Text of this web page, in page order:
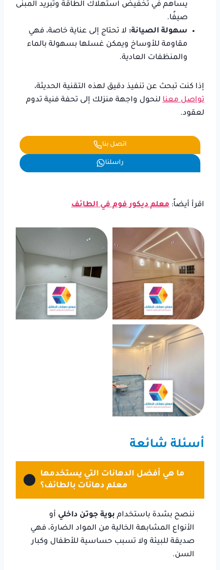
يساهم في تخفيض استهلاك الطاقة وتبريد المبنى
صيفًا.
سهولة الصيانة: لا تحتاج إلى عناية خاصة، فهي
مقاومة للأوساخ ويمكن غسلها بسهولة بالماء
والمنظفات العادية.
إذا كنت تبحث عن تنفيذ دقيق لهذه التقنية الحديثة،
تواصل معنا لنحول واجهة منزلك إلى تحفة فنية تدوم
لعقود.
اتصل بنا
راسلنا
اقرأ أيضاً: معلم ديكور فوم في الطائف
أسئلة شائعة
ما هي أفضل الدهانات التي يستخدمها
معلم دهانات بالطائف؟
ننصح بشدة باستخدام بوية جوتن داخلي أو
الأنواع المشابهة الخالية من المواد الضارة، فهي
صديقة للبيئة ولا تسبب حساسية للأطفال وكبار
السن.